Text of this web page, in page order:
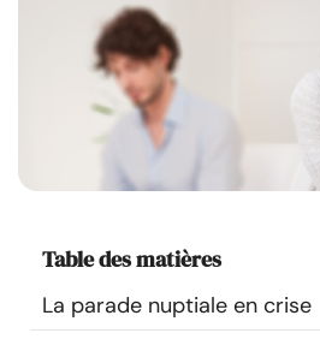
Communauté
Table des matières
La parade nuptiale en crise